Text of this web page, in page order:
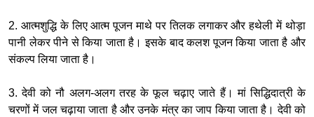
2. आत्मशुद्धि के लिए आत्म पूजन माथे पर तिलक लगाकर और हथेली में थोड़ा
पानी लेकर पीने से किया जाता है। इसके बाद कलश पूजन किया जाता है और
संकल्प लिया जाता है।
3. देवी को नौ अलग-अलग तरह के फूल चढ़ाए जाते हैं। मां सिद्धिदात्री के
चरणों में जल चढ़ाया जाता है और उनके मंत्र का जाप किया जाता है। देवी को